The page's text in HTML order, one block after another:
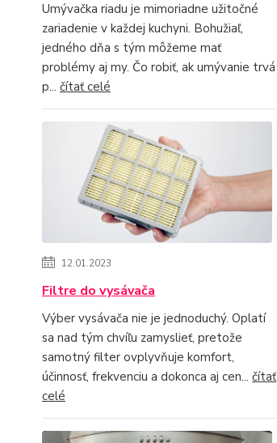
Umývačka riadu je mimoriadne užitočné
zariadenie v každej kuchyni. Bohužiaľ,
jedného dňa s tým môžeme mať
problémy aj my. Čo robiť, ak umývanie trvá
p... čítať celé
12.01.2023
Filtre do vysávača
Výber vysávača nie je jednoduchý. Oplatí
sa nad tým chvíľu zamyslieť, pretože
samotný filter ovplyvňuje komfort,
účinnosť, frekvenciu a dokonca aj cen... čítať
celé